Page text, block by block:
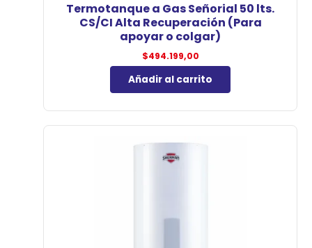
Termotanque a Gas Señorial 50 lts.
CS/CI Alta Recuperación (Para
apoyar o colgar)
$494.199,00
Añadir al carrito